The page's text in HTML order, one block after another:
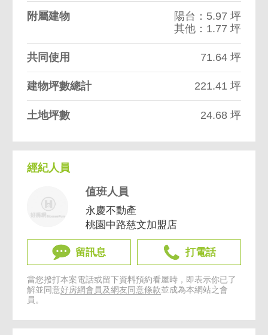
附屬建物
陽台：5.97 坪
其他：1.77 坪
共同使用 71.64 坪
建物坪數總計 221.41 坪
土地坪數 24.68 坪
經紀人員
值班人員
永慶不動產
桃園中路慈文加盟店
留訊息 打電話
當您撥打本案電話或留下資料預約看屋時，即表示你已了
解並同意好房網會員及網友同意條款並成為本網站之會
員。